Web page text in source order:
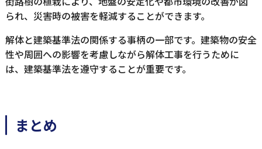
られ、災害時の被害を軽減することができます。
解体と建築基準法の関係する事柄の一部です。建築物の安全
性や周囲への影響を考慮しながら解体工事を行うために
は、建築基準法を遵守することが重要です。
まとめ